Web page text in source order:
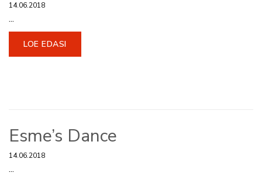
14.06.2018
...
LOE EDASI
Esme’s Dance
14.06.2018
...